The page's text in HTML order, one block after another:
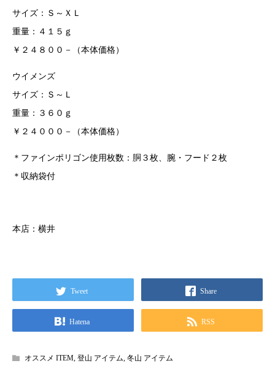
サイズ：Ｓ～ＸＬ
重量：４１５ｇ
￥２４８００－（本体価格）
ウイメンズ
サイズ：Ｓ～Ｌ
重量：３６０ｇ
￥２４０００－（本体価格）
＊ファインポリゴン使用枚数：胴３枚、腕・フード２枚
＊収納袋付
本店：横井
Tweet Share
Hatena RSS
オススメ ITEM, 登山 アイテム, 冬山 アイテム